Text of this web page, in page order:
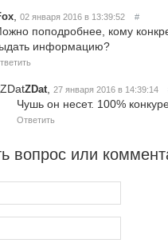
02 января 2016 в 13:39:52 #
поподробнее, кому
информацию?
ZDat 27 января 2016 в 14:39:14
Чушь он несет. 100%
Ответить
вопрос или